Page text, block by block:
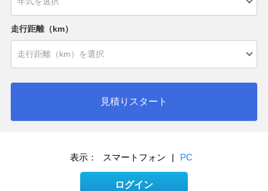
走行距離（km）
見積りスタート
表示： スマートフォン | PC
ログイン